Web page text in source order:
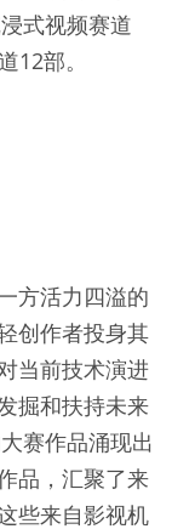
式视频赛道
12部。
方活力四溢的
创作者投身其
当前技术演进
掘和扶持未来
赛作品涌现出
品，汇聚了来
些来自影视机